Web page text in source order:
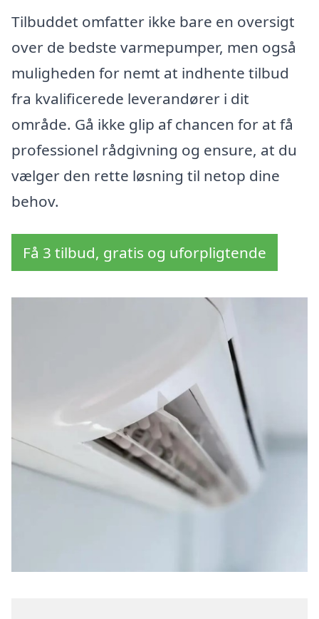
Tilbuddet omfatter ikke bare en oversigt
over de bedste varmepumper, men også
muligheden for nemt at indhente tilbud
fra kvalificerede leverandører i dit
område. Gå ikke glip af chancen for at få
professionel rådgivning og ensure, at du
vælger den rette løsning til netop dine
behov.
Få 3 tilbud, gratis og uforpligtende